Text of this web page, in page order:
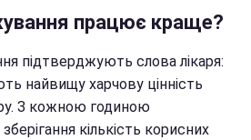
працює краще?
підтверджують слова лікаря:
найвищу харчову цінність
З кожною годиною
кількість корисних